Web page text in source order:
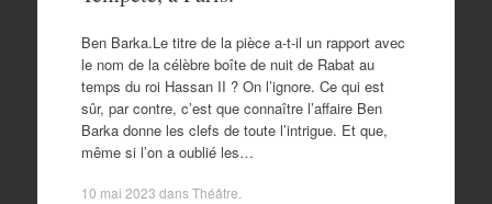
Ben Barka.Le titre de la pièce a-t-il un rapport avec
le nom de la célèbre boîte de nuit de Rabat au
temps du roi Hassan II ? On l’ignore. Ce qui est
sûr, par contre, c’est que connaître l’affaire Ben
Barka donne les clefs de toute l’intrigue. Et que,
même si l’on a oublié les…
10 mai 2023 dansThéâtre